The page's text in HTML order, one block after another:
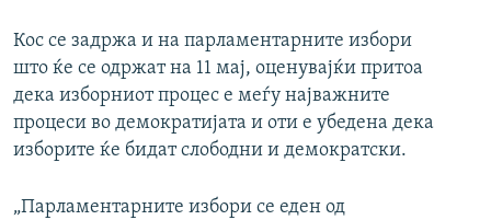
Кос се задржа и на парламентарните избори
што ќе се одржат на 11 мај, оценувајќи притоа
дека изборниот процес е меѓу најважните
процеси во демократијата и оти е убедена дека
изборите ќе бидат слободни и демократски.
„Парламентарните избори се еден од